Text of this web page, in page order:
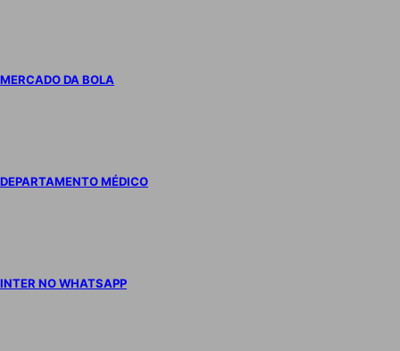
MERCADO DA BOLA
DEPARTAMENTO MÉDICO
INTER NO WHATSAPP